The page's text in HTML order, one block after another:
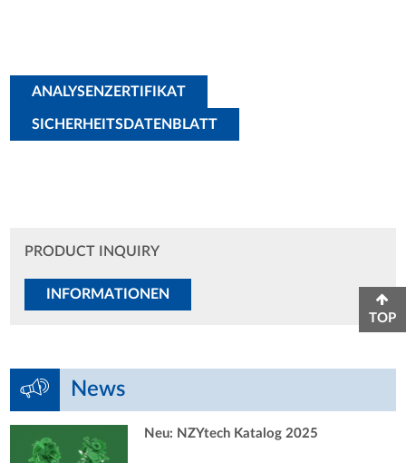
ANALYSENZERTIFIKAT
SICHERHEITSDATENBLATT
PRODUCT INQUIRY
INFORMATIONEN
News
Neu: NZYtech Katalog 2025
TOP